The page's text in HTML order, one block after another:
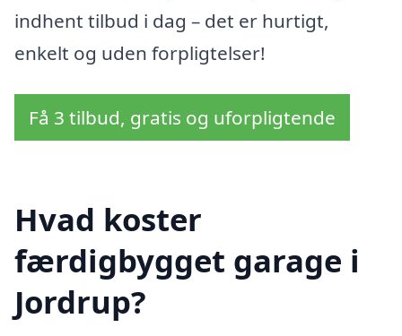
indhent tilbud i dag – det er hurtigt,
enkelt og uden forpligtelser!
Få 3 tilbud, gratis og uforpligtende
Hvad koster
færdigbygget garage i
Jordrup?